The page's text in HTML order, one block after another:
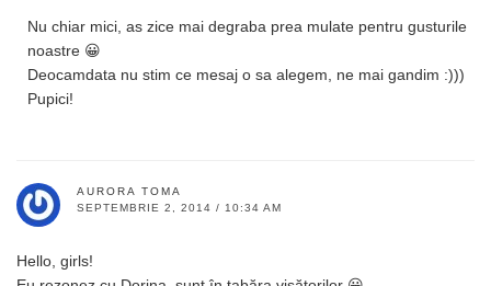
Nu chiar mici, as zice mai degraba prea mulate pentru gusturile
noastre 😀
Deocamdata nu stim ce mesaj o sa alegem, ne mai gandim :)))
Pupici!
AURORA TOMA
SEPTEMBRIE 2, 2014 / 10:34 AM
Hello, girls!